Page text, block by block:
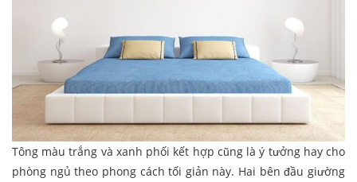
Tông màu trắng và xanh phối kết hợp cũng là ý tưởng hay cho
phòng ngủ theo phong cách tối giản này. Hai bên đầu giường